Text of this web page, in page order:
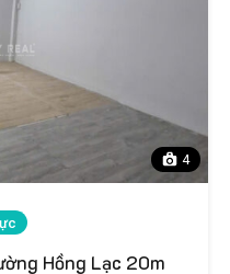
4
Hồng Lạc 20m